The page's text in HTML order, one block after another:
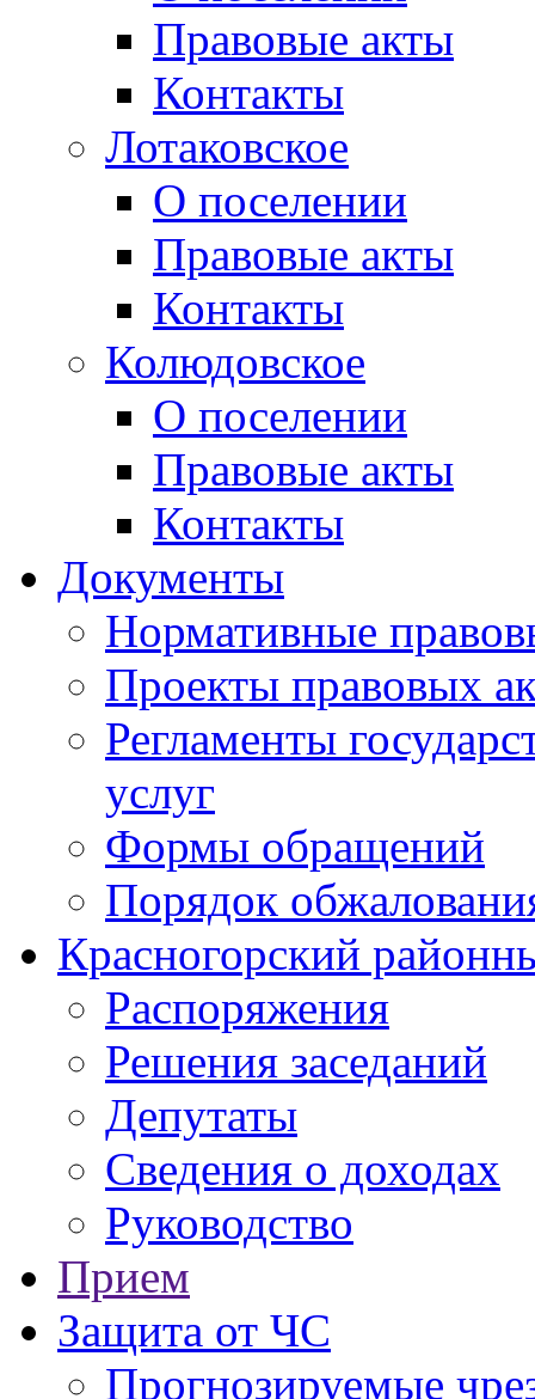
Правовые акты
Контакты
Лотаковское
О поселении
Правовые акты
Контакты
Колюдовское
О поселении
Правовые акты
Контакты
Документы
Нормативные
Проекты правовых
Регламенты
услуг
Формы обращений
Порядок
Красногорский
Распоряжения
Решения заседаний
Депутаты
Сведения о доходах
Руководство
Прием
Защита от ЧС
Прогнозируемые